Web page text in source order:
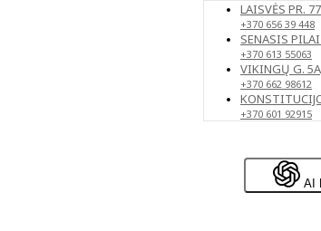
LAISVĖS PR.
+370 656 39 448
SENASIS
+370 613 55063
VIKINGŲ G.
+370 662 98612
+370 601 92915
AI